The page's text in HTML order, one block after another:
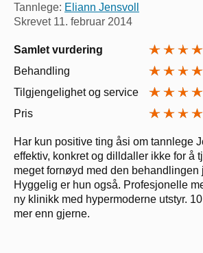
Tannlege: Eliann Jensvoll
Skrevet 11. februar 2014
Samlet vurdering
Behandling
Tilgjengelighet og service
Pris
Har kun positive ting åsi om tannlege
effektiv, konkret og dilldaller ikke for å
meget fornøyd med den behandlingen
Hyggelig er hun også. Profesjonelle
ny klinikk med hypermoderne utstyr.
mer enn gjerne.